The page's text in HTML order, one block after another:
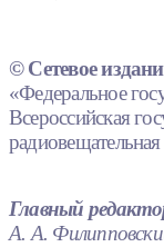
© Сетевое
«Федеральное
Всероссийская
Главный
А. А.